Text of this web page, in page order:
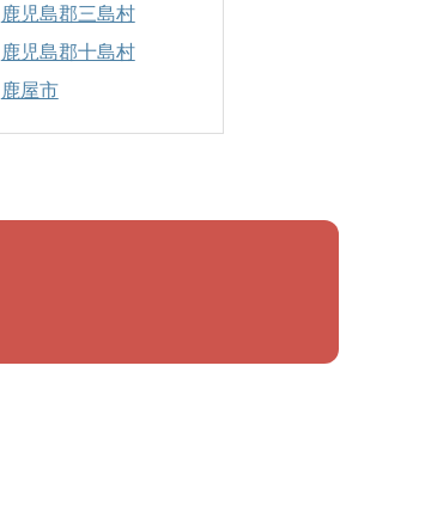
鹿児島郡三島村
鹿児島郡十島村
鹿屋市